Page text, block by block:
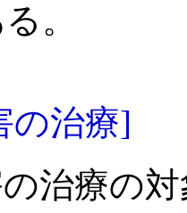
。
の治療]
治療の